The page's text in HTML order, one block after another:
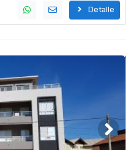
Detalle